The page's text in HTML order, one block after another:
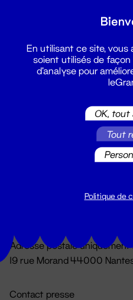
Du lundi au vendredi 14h →
Adresse postale uniquement
19 rue Morand 44000
Contact presse
En utilisant ce site,
soient utilisés de
d'analyse pour
OK,
Tout
Politique de